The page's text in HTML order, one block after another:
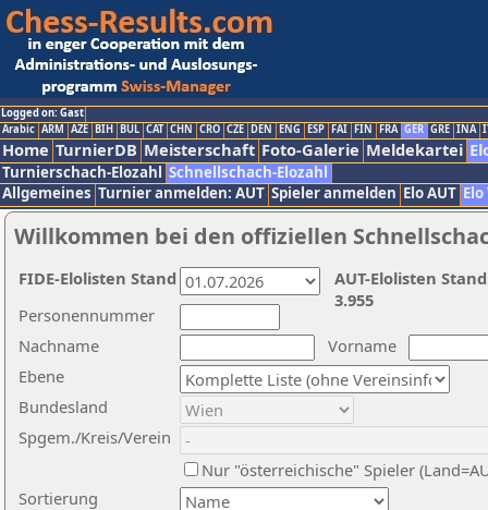
Logged on: Gast
Arabic ARM AZE BIH BUL CAT CHN CRO CZE DEN ENG ESP FAI FIN FRA GER GRE INA
Home TurnierDB Meisterschaft Foto-Galerie Meldekartei
Turnierschach-Elozahl Schnellschach-Elozahl
Allgemeines Turnier anmelden: AUT Spieler anmelden Elo AUT
Willkommen bei den offiziellen
Nachname
Vorname
Ebene
Sortierung
Personennummer
Bundesland
Spgem./Kreis/Verein
Nur "österreichische" Spieler
AUT-Elolisten
3.955
FIDE-Elolisten Stand